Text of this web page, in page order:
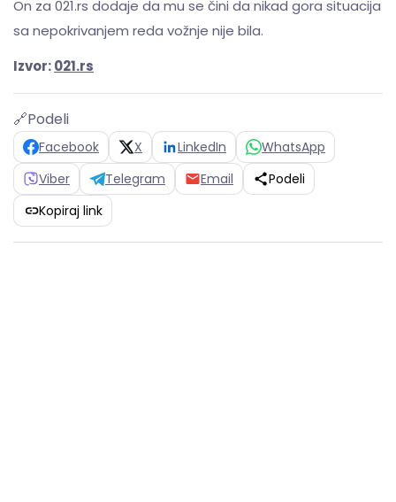
On za 021.rs dodaje da mu se čini da nikad gora situacija
sa nepokrivanjem reda vožnje nije bila.
Izvor:021.rs
🔗Podeli
Facebook X LinkedIn
WhatsApp
Viber
Telegram Email
Podeli
Kopiraj link